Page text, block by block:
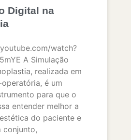
Digital na
watch?
A Simulação
realizada em
é um
para que o
entender melhor a
do paciente e
conjunto,